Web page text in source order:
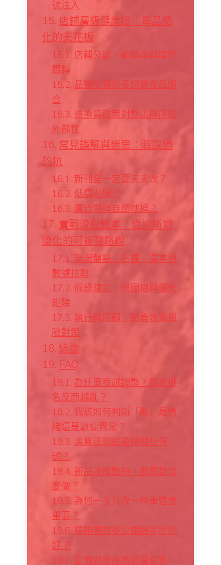
號注入
店鋪層級健康度：單品優
化的天花板
店鋪分數、動銷率與庫存
周轉
品類結構與長短鏈產品組
合
退換貨政策對整店排序的
外部性
常見誤解與迷思：我踩過
的坑
新刊登一定要天天改？
低價必勝？
廣告關掉自然就掉？
實戰流程範本：從診斷到
優化的可複製路線
現況盤點：指標、清單與
數據拉取
假設建立：根因樹與優先
矩陣
執行與回顧：節奏表與風
險對策
結論
FAQ
為什麼我越調整，蝦皮排
名反而越亂？
我該如何判斷「亂」是情
緒還是數據異常？
演算法到底重視哪些信
號？
新品冷啟動時，我應該怎
麼做？
為何一次只改一件事這麼
重要？
標題要放多少關鍵字才剛
好？
定價對排序的影響有多